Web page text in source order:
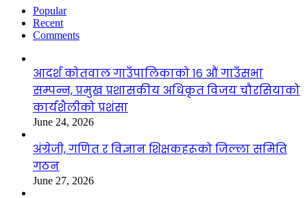
Popular
Recent
Comments
आदर्श कोतवाल गाउँपालिकाको १६ औं गाउँसभा
सम्पन्न, प्रमुख प्रशासकीय अधिकृत विजय चौरसियाको
कार्यशैलीको प्रशंसा
June 24, 2026
अंग्रेजी, गणित र विज्ञान शिक्षकहरूको जिल्ला समिति
गठन
June 27, 2026